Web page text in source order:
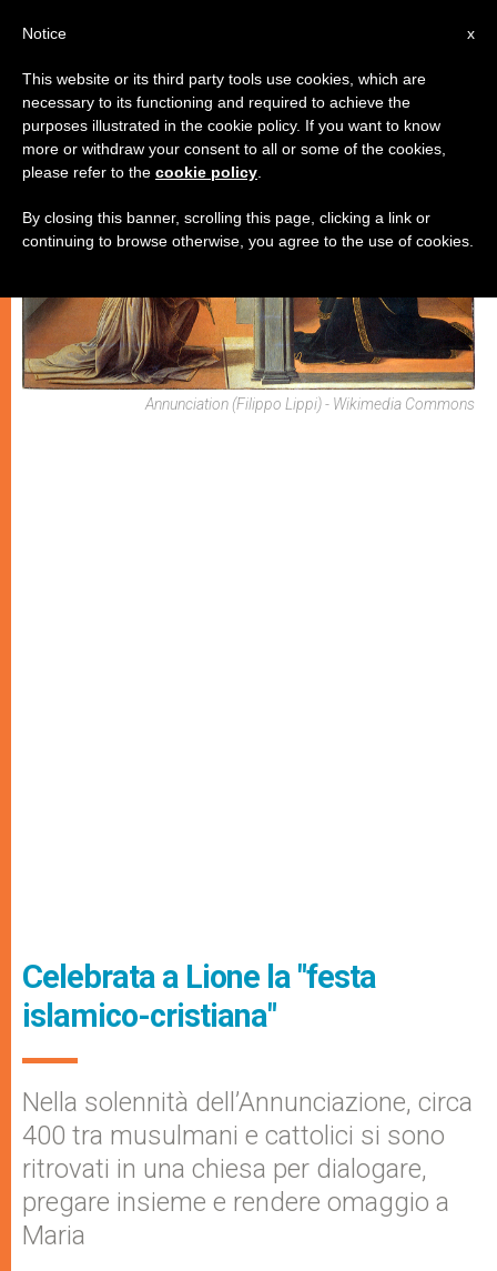
CHIESE LOCALI
Annunciation (Filippo Lippi) - Wikimedia Commons
Celebrata a Lione la "festa
islamico-cristiana"
Nella solennità dell’Annunciazione, circa
400 tra musulmani e cattolici si sono
ritrovati in una chiesa per dialogare,
pregare insieme e rendere omaggio a
Maria
x
Notice
This website or its third party tools use cookies, which are
necessary to its functioning and required to achieve the
purposes illustrated in the cookie policy. If you want to know
more or withdraw your consent to all or some of the cookies,
please refer to the cookie policy
By closing this banner, scrolling this page, clicking a link or
continuing to browse otherwise, you agree to the use of cookies.